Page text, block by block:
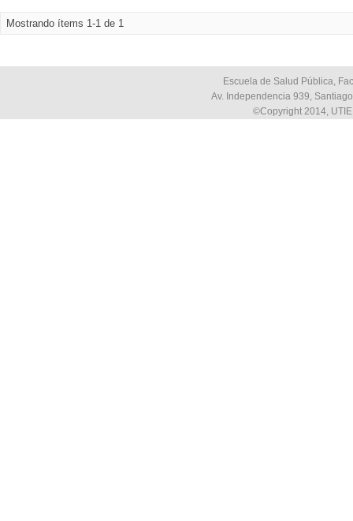
Mostrando ítems 1-1 de 1
Escuela de Salud Pública,
Av. Independencia 939,
©Copyright 2014,